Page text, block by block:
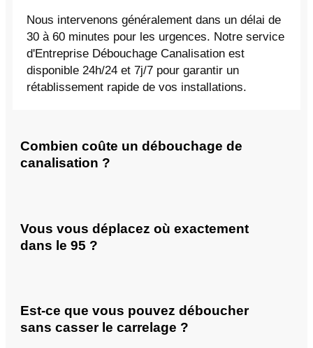
Nous intervenons généralement dans un délai de
30 à 60 minutes pour les urgences. Notre service
d'Entreprise Débouchage Canalisation est
disponible 24h/24 et 7j/7 pour garantir un
rétablissement rapide de vos installations.
Combien coûte un débouchage de
canalisation ?
Vous vous déplacez où exactement
dans le 95 ?
Est-ce que vous pouvez déboucher
sans casser le carrelage ?